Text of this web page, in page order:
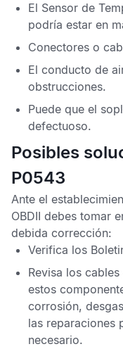
El Sensor de
podría estar en
Conectores o
El conducto de
obstrucciones.
Puede que el
defectuoso.
Posibles
P0543
Ante el
OBDII debes tomar
debida corrección:
Verifica los
Revisa los
estos
corrosión,
las reparaciones
necesario.